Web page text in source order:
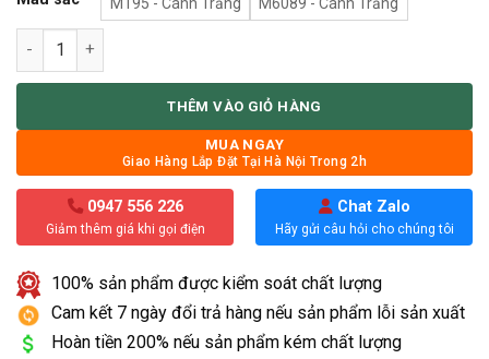
KỆ TIVI HIỆN ĐẠI RÚT HAI ĐẦU số lượng
THÊM VÀO GIỎ HÀNG
MUA NGAY
Giao Hàng Lắp Đặt Tại Hà Nội Trong 2h
0947 556 226
Giảm thêm giá khi gọi điện
Chat Zalo
Hãy gửi câu hỏi cho chúng tôi
100% sản phẩm được kiểm soát chất lượng
Cam kết 7 ngày đổi trả hàng nếu sản phẩm lỗi sản xuất
Hoàn tiền 200% nếu sản phẩm kém chất lượng